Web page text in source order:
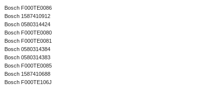
Bosch F000TE0086
Bosch 1587410912
Bosch 0580314424
Bosch F000TE0080
Bosch F000TE0081
Bosch 0580314384
Bosch 0580314383
Bosch F000TE0085
Bosch 1587410688
Bosch F000TE106J